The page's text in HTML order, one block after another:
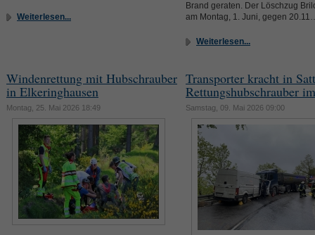
Weiterlesen...
Brand geraten. Der Löschzug
am Montag, 1. Juni, gegen
Weiterlesen...
Windenrettung mit Hubschrauber
in Elkeringhausen
Montag, 25. Mai 2026 18:49
Transporter kracht in
Rettungshubschrauber
Samstag, 09. Mai 2026 09:00